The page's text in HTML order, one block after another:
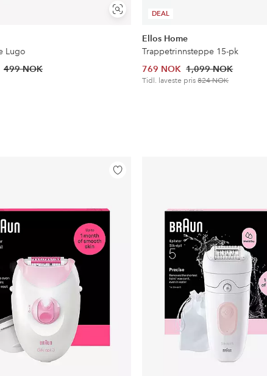
Vis
lignende
Lugo
499 NOK
DEAL
Ellos Home
Trappetrinnsteppe 15-pk
769 NOK 1,099 NOK
Tidl. laveste pris824 NOK
Legg